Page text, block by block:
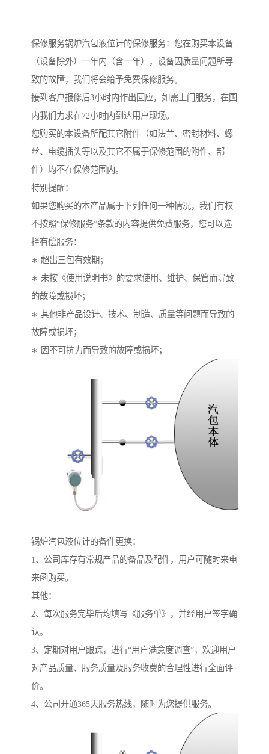
保修服务锅炉汽包液位计的保修服务：您在购买本设备
（设备除外）一年内（含一年），设备因质量问题所导
致的故障，我们将会给予免费保修服务。
接到客户报修后3小时内作出回应，如需上门服务，在国
内我们力求在72小时内到达用户现场。
您购买的本设备所配其它附件（如法兰、密封材料、螺
丝、电缆插头等以及其它不属于保修范围的附件、部
件）均不在保修范围内。
特别提醒：
如果您购买的本产品属于下列任何一种情况，我们有权
不按照“保修服务”条款的内容提供免费服务，您可以选
择有偿服务：
∗ 超出三包有效期；
∗ 未按《使用说明书》的要求使用、维护、保管而导致
的故障或损坏；
∗ 其他非产品设计、技术、制造、质量等问题而导致的
故障或损坏；
∗ 因不可抗力而导致的故障或损坏；
锅炉汽包液位计的备件更换：
1、公司库存有常规产品的备品及配件，用户可随时来电
来函购买。
其他：
2、每次服务完毕后均填写《服务单》，并经用户签字确
认。
3、定期对用户跟踪，进行“用户满意度调查”，欢迎用户
对产品质量、服务质量及服务收费的合理性进行全面评
价。
4、公司开通365天服务热线，随时为您提供服务。